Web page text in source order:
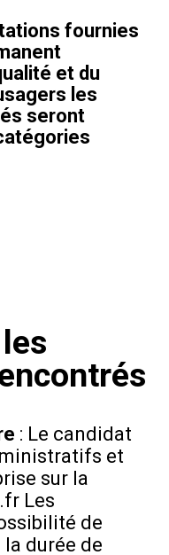
fournies
et du
les
seront
: Le candidat
et
sur la
Les
de
durée de